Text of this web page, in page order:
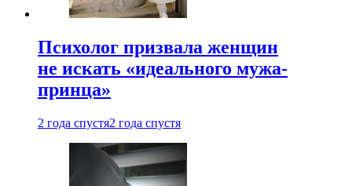
Психолог призвала женщин
не искать «идеального мужа-
принца»
2 года спустя2 года спустя